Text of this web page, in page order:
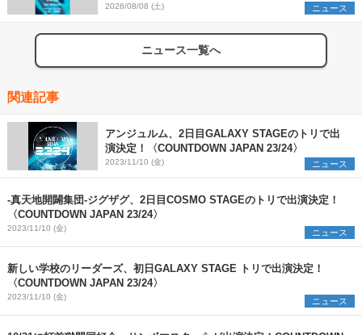
2026/08/08 (土) ニュース
ニュース一覧へ
関連記事
アンジュルム、2日目GALAXY STAGEのトリで出
演決定！〈COUNTDOWN JAPAN 23/24〉
2023/11/10 (金) ニュース
-真天地開闢集団-ジグザグ、2日目COSMO STAGEのトリで出演決定！
〈COUNTDOWN JAPAN 23/24〉
2023/11/10 (金) ニュース
新しい学校のリーダーズ、初日GALAXY STAGE トリで出演決定！
〈COUNTDOWN JAPAN 23/24〉
2023/11/10 (金) ニュース